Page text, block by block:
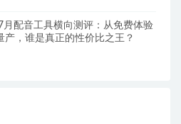
月配音工具横向测评：从免费体验
产，谁是真正的性价比之王？